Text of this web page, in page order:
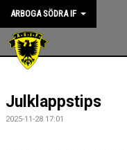
ARBOGA SÖDRA IF
HEM
KANSLIET
Julklappstips
2025-11-28 17:01